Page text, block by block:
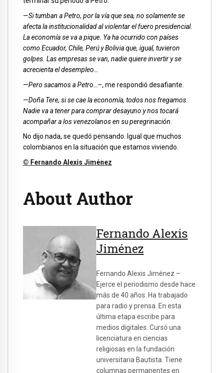
—Si tumban a Petro, por la vía que sea, no solamente se
afecta la institucionalidad al violentar el fuero presidencial.
La economía se va a pique. Ya ha ocurrido con países
como Ecuador, Chile, Perú y Bolivia que, igual, tuvieron
golpes. Las empresas se van, nadie quiere invertir y se
acrecienta el desempleo…
—Pero sacamos a Petro… –, me respondió desafiante.
—Doña Tere, si se cae la economía, todos nos fregamos.
Nadie va a tener para comprar desayuno y nos tocará
acompañar a los venezolanos en su peregrinación
No dijo nada, se quedó pensando. Igual que muchos
colombianos en la situación que estamos viviendo.
© Fernando Alexis Jiménez
About Author
Fernando Alexis
Jiménez
Fernando Alexis Jiménez –
Ejerce el periodismo desde hace
más de 40 años. Ha trabajado
para radio y prensa. En esta
última etapa escribe para
medios digitales. Cursó una
licenciatura en ciencias
religiosas en la fundación
universitaria Bautista. Tiene
columnas permanentes en